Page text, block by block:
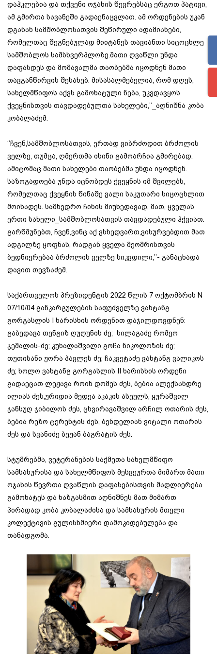
დაჰკლებია და თქვენი ოჯახის წევრებსაც ერგოთ პატივი,
ამ გმირთა სავანეში გადაენაცვლათ. ამ ორდენების უკან
დგანან სამშობლოსათვის შეწირული ადამიანები,
რომელთაც შეგნებულად მიიტანეს თავიანთი სიცოცხლე
სამშობლოს სამსხვერპლოზე.მათი ღვაწლი უნდა
დაფასდეს და მომავალმა თაობებმა იცოდნენ მათი
თავგანწირვის შესახებ. მისასალმებელია, რომ დღეს,
სახელმწიფოს აქვს გამოხატული ნება, უკვდავყოს
ქვეყნისთვის თავდადებულთა სახელები,’’_აღნიშნა კობა
კობალაძემ.
‘’ჩვენ,სამშობლოსათვის, ერთად ვიბრძოდით ბრძოლის
ველზე, თუმცა, ღმერთმა ისინი გამოარჩია გმირებად.
ამიტომაც მათი სახელები თაობებმა უნდა იცოდნენ.
საზოგადოება უნდა იცნობდეს ქვეყნის იმ შვილებს,
რომელთაც ქვეყნის წინაშე ვალი საკუთარი სიცოცხლით
მოიხადეს. სამხედრო ჩინის მიუხედავად, მათ, ყველას
ერთი სახელი_სამშობლოსათვის თავდადებული ჰქვიათ.
გარწმუნებთ, ჩვენ,ვინც აქ ვსხედვართ,ვისურვებდით მათ
ადგილზე ყოფნას, რადგან ყველა მეომრისთვის
ბედნიერებაა ბრძოლის ველზე სიკვდილი,’’- განაცხადა
დავით თევზაძემ.
საქართველოს პრეზიდენტის 2022 წლის 7 ოქტომბრის N
07/10/04 განკარგულების საფუძველზე ვახტანგ
გორგასლის I ხარისხის ორდენით დაჯილდოვდნენ:
გაბედავა თენგიზ ღუღუნის ძე; სილაგაძე რომეო
ჯემალის-ძე; კუხალაშვილი გოჩა ნიკოლოზის ძე;
თუთისანი ჟორა პავლეს ძე; ჩაკვეტაძე ვახტანგ ვალიკოს
ძე; ხოლო ვახტანგ გორგასლის II ხარისხის ორდენი
გადაეცათ ლეჟავა როინ დომეს ძეს, ბებია ალექსანდრე
ილიას ძეს,ურიდია მედეა აკაკის ასეულს, ყურაშვილ
ჯანსუღ ჯიბილოს ძეს, ცხვირავაშვილ არჩილ ოთარის ძეს,
ბებია რეზო ტერენტის ძეს, ბენდელიან ვიტალი ოთარის
ძეს და სვანიძე ბეჟან ბაგრატის ძეს.
სტუმრებმა, ვეტერანების საქმეთა სახელმწიფო
სამსახურისა და სახელმწიფოს მესვეურთა მიმართ მათი
ოჯახის წევრთა ღვაწლის დაფასებისთვის მადლიერება
გამოხატეს და ხაზგასმით აღნიშნეს მათ მიმართ
პირადად კობა კობალაძისა და სამსახურის მთელი
კოლექტივის გულისხმიერი დამოკიდებულება და
თანადგომა.